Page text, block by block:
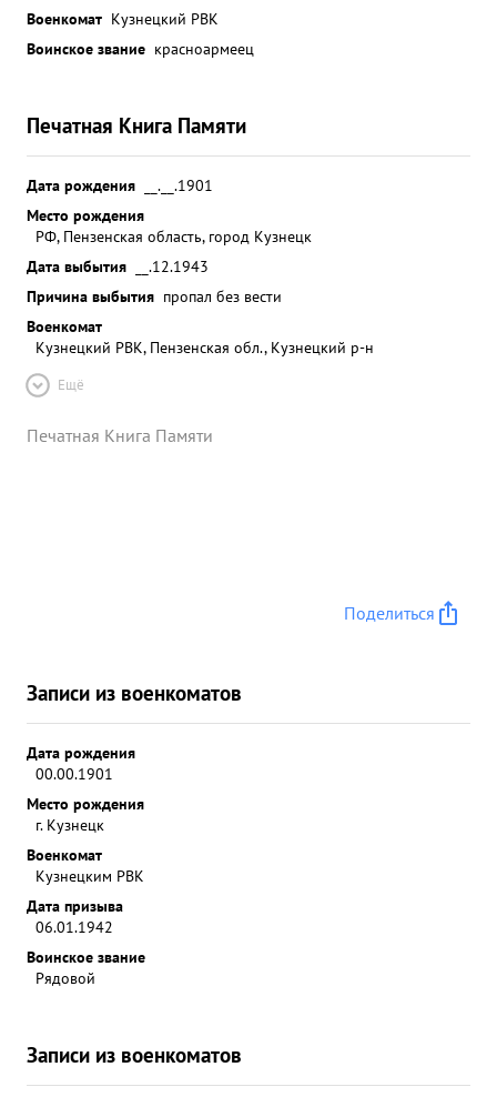
Военкомат Кузнецкий РВК
Воинское звание красноармеец
Печатная Книга Памяти
Дата рождения
__.__.1901
Место рождения
РФ, Пензенская область, город Кузнецк
Дата выбытия
__.12.1943
Причина выбытия пропал без вести
Военкомат
Кузнецкий РВК, Пензенская обл., Кузнецкий р-н
Ещё
Печатная Книга Памяти
Поделиться
Записи из военкоматов
Дата рождения
00.00.1901
Место рождения
г. Кузнецк
Военкомат
Кузнецким РВК
Дата призыва
06.01.1942
Воинское звание
Рядовой
Записи из военкоматов